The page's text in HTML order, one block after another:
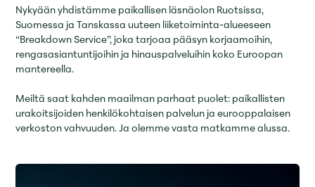
Nykyään yhdistämme paikallisen läsnäolon Ruotsissa,
Suomessa ja Tanskassa uuteen liiketoiminta-alueeseen
“Breakdown Service”, joka tarjoaa pääsyn korjaamoihin,
rengasasiantuntijoihin ja hinauspalveluihin koko Euroopan
mantereella.
Meiltä saat kahden maailman parhaat puolet: paikallisten
urakoitsijoiden henkilökohtaisen palvelun ja eurooppalaisen
verkoston vahvuuden. Ja olemme vasta matkamme alussa.